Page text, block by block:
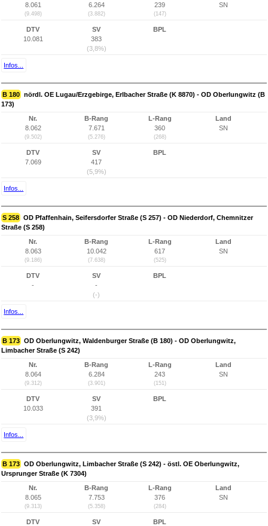
8.061
(9.498)
6.264
(3.882)
239
(147)
SN
DTV
10.081
SV
383
(3,8%)
BPL
Infos...
B 180 nördl. OE Lugau/Erzgebirge, Erlbacher Straße (K 8870) - OD Oberlungwitz (B
173)
Nr.
8.062
(9.502)
B-Rang
7.671
(5.276)
L-Rang
360
(268)
Land
SN
DTV
7.069
SV
417
(5,9%)
BPL
Infos...
S 258 OD Pfaffenhain, Seifersdorfer Straße (S 257) - OD Niederdorf, Chemnitzer
Straße (S 258)
Nr.
8.063
(9.186)
B-Rang
10.042
(7.638)
L-Rang
617
(525)
Land
SN
DTV
-
SV
-
(-)
BPL
Infos...
B 173 OD Oberlungwitz, Waldenburger Straße (B 180) - OD Oberlungwitz,
Limbacher Straße (S 242)
Nr.
8.064
(9.312)
B-Rang
6.284
(3.901)
L-Rang
243
(151)
Land
SN
DTV
10.033
SV
391
(3,9%)
BPL
Infos...
B 173 OD Oberlungwitz, Limbacher Straße (S 242) - östl. OE Oberlungwitz,
Ursprunger Straße (K 7304)
Nr.
8.065
(9.313)
B-Rang
7.753
(5.358)
L-Rang
376
(284)
Land
SN
DTV
SV
BPL